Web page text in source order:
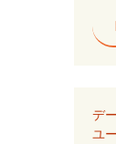
四角かごのサイズ
折りカラー編
デ
ユ